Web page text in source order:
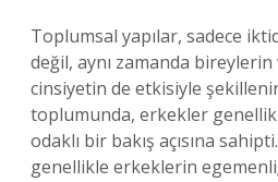
Toplumsal yapılar, sadece
değil, aynı zamanda
cinsiyetin de etkisiyle
toplumunda, erkekler
odaklı bir bakış açısına
genellikle erkeklerin